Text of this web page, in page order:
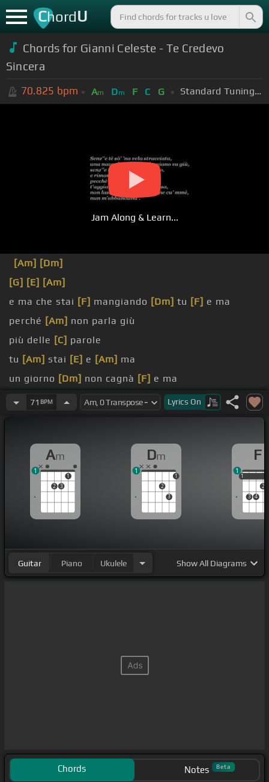
ChordU
Chords for Gianni Celeste - Te Credevo
Sincera
70.825 bpm Am Dm F C G Standard Tuning (EADGBE)
Jam Along & Learn...
[Am] [Dm]
[G] [E] [Am]
e ma che stai [F] mangiando [Dm] tu [F] e ma
perché [Am] non parla giù
più delle [C] parole
tu [Am] stai [E] e [Am] ma
un giorno [Dm] non cagnà [F] e ma
a te non[Am] vorrà
71 BPM Lyrics On
Am
2 3
1
1
Dm
2
3
1
1
F
1
3 4
2
1
1
Guitar Piano Ukulele ShowAll Diagrams
Chords Notes Beta